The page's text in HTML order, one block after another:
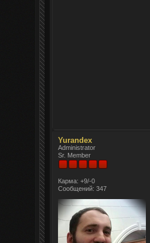
Yurandex
Administrator
Sr. Member
Карма: +9/-0
Сообщений: 347